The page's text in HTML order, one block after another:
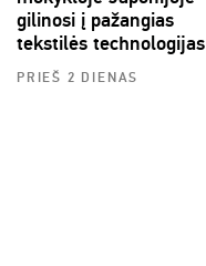
gilinosi į pažangias
tekstilės technologijas
PRIEŠ 2 DIENAS